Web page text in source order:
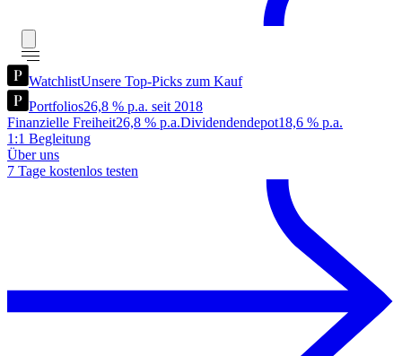
WatchlistUnsere Top-Picks zum Kauf
Portfolios26,8 % p.a. seit 2018
Finanzielle Freiheit26,8 % p.a.Dividendendepot18,6 % p.a.
1:1 Begleitung
Über uns
7 Tage kostenlos testen